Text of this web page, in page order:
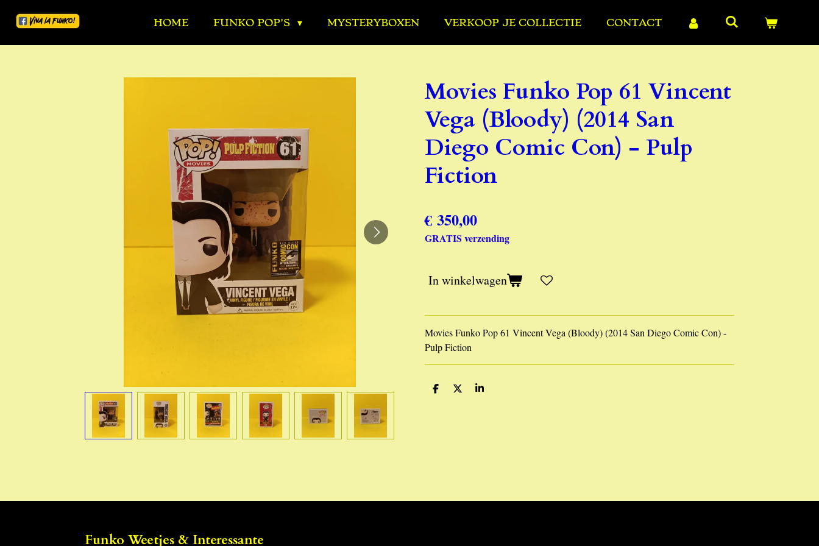
Ga
direct
HOME FUNKO POP'S MYSTERYBOXEN VERKOOP JE COLLECTIE CONTACT
Movies Funko Pop 61 Vincent
Vega (Bloody) (2014 San
Diego Comic Con) - Pulp
Fiction
€ 350,00
GRATIS verzending
In winkelwagen
Movies Funko Pop 61 Vincent Vega (Bloody) (2014 San Diego Comic Con) -
Pulp Fiction
D
D
S
Funko Weetjes & Interessante